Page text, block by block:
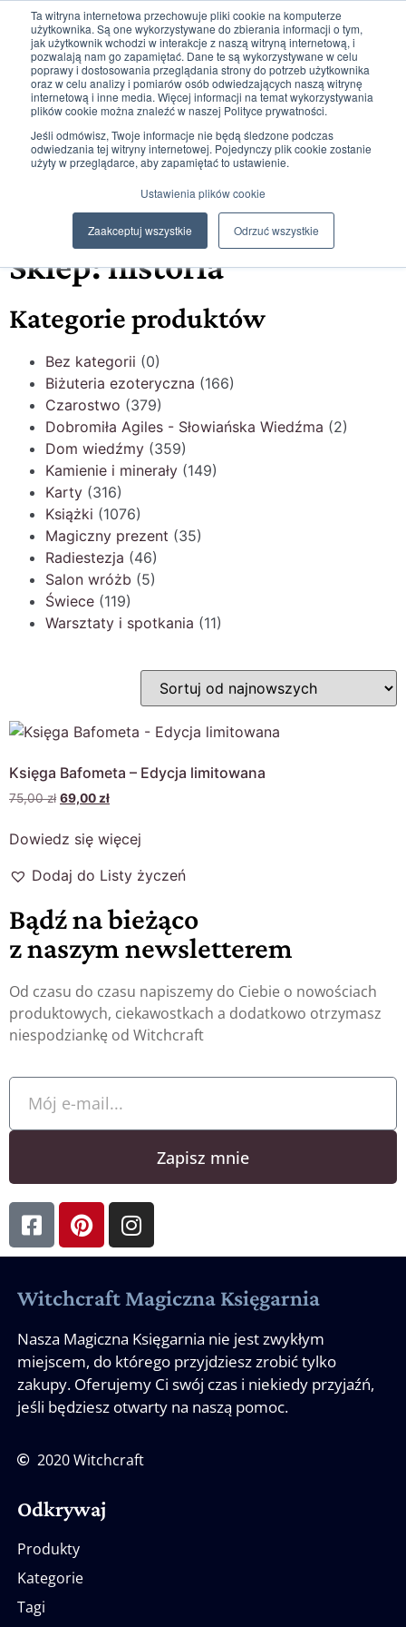
Ta witryna internetowa przechowuje pliki cookie na komputerze
użytkownika. Są one wykorzystywane do zbierania informacji o tym,
jak użytkownik wchodzi w interakcje z naszą witryną internetową, i
pozwalają nam go zapamiętać. Dane te są wykorzystywane w celu
poprawy i dostosowania przeglądania strony do potrzeb użytkownika
oraz w celu analizy i pomiarów osób odwiedzających naszą witrynę
internetową i inne media. Więcej informacji na temat wykorzystywania
plików cookie można znaleźć w naszej Polityce prywatności.
Jeśli odmówisz, Twoje informacje nie będą śledzone podczas
odwiedzania tej witryny internetowej. Pojedynczy plik cookie zostanie
użyty w przeglądarce, aby zapamiętać to ustawienie.
Ustawienia plików cookie
Zaakceptuj wszystkie Odrzuć wszystkie
Sklep: historia
Kategorie produktów
Bez kategorii (0)
Biżuteria ezoteryczna (166)
Czarostwo (379)
Dobromiła Agiles - Słowiańska Wiedźma (2)
Dom wiedźmy (359)
Kamienie i minerały (149)
Karty (316)
Książki (1076)
Magiczny prezent (35)
Radiestezja (46)
Salon wróżb (5)
Świece (119)
Warsztaty i spotkania (11)
Księga Bafometa – Edycja limitowana
75,00zł 69,00 zł
Dowiedz się więcej
Dodaj do Listy życzeń
Bądź na bieżąco
z naszym newsletterem
Od czasu do czasu napiszemy do Ciebie o nowościach
produktowych, ciekawostkach a dodatkowo otrzymasz
niespodziankę od Witchcraft
Zapisz mnie
Witchcraft Magiczna Księgarnia
Nasza Magiczna Księgarnia nie jest zwykłym
miejscem, do którego przyjdziesz zrobić tylko
zakupy. Oferujemy Ci swój czas i niekiedy przyjaźń,
jeśli będziesz otwarty na naszą pomoc.
2020 Witchcraft
Odkrywaj
Produkty
Kategorie
Tagi